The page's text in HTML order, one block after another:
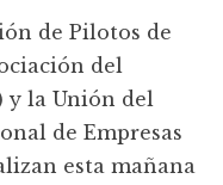
de Pilotos de
del
y la Unión del
de Empresas
esta mañana